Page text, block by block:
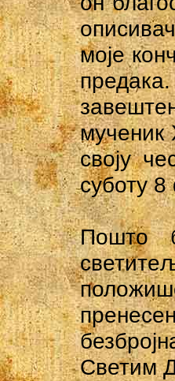
моје
мученик
своју
суботу
Пошто
Светим